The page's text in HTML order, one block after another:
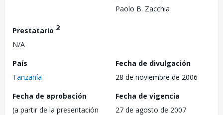
Paolo B. Zacchia
Prestatario 2
N/A
País
Tanzanía
Fecha de divulgación
28 de noviembre de 2006
Fecha de aprobación
(a partir de la presentación
Fecha de vigencia
27 de agosto de 2007